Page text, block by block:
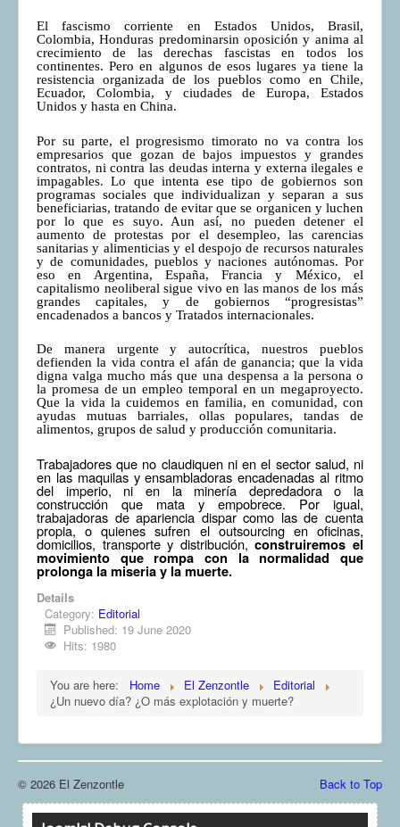
El fascismo corriente en Estados Unidos, Brasil,
Colombia, Honduras predominarsin oposición y anima al
crecimiento de las derechas fascistas en todos los
continentes. Pero en algunos de esos lugares ya tiene la
resistencia organizada de los pueblos como en Chile,
Ecuador, Colombia, y ciudades de Europa, Estados
Unidos y hasta en China.
Por su parte, el progresismo timorato no va contra los
empresarios que gozan de bajos impuestos y grandes
contratos, ni contra las deudas interna y externa ilegales e
impagables. Lo que intenta ese tipo de gobiernos son
programas sociales que individualizan y separan a sus
beneficiarias, tratando de evitar que se organicen y luchen
por lo que es suyo. Aun así, no pueden detener el
aumento de protestas por el desempleo, las carencias
sanitarias y alimenticias y el despojo de recursos naturales
y de comunidades, pueblos y naciones autónomas. Por
eso en Argentina, España, Francia y México, el
capitalismo neoliberal sigue vivo en las manos de los más
grandes capitales, y de gobiernos “progresistas”
encadenados a bancos y Tratados internacionales.
De manera urgente y autocrítica, nuestros pueblos
defienden la vida contra el afán de ganancia; que la vida
digna valga mucho más que una despensa a la persona o
la promesa de un empleo temporal en un megaproyecto.
Que la vida la cuidemos en familia, en comunidad, con
ayudas mutuas barriales, ollas populares, tandas de
alimentos, grupos de salud y producción comunitaria.
Trabajadores que no claudiquen ni en el sector salud, ni
en las maquilas y ensambladoras encadenadas al ritmo
del imperio, ni en la minería depredadora o la
construcción que mata y empobrece. Por igual,
trabajadoras de apariencia dispar como las de cuenta
propia, o quienes sufren el outsourcing en oficinas,
domicilios, transporte y distribución,construiremos el
movimiento que rompa con la normalidad que
prolonga la miseria y la muerte.
Details
Category: Editorial
Published: 19 June 2020
Hits: 1980
You are here: Home El Zenzontle
Editorial
¿Un nuevo día? ¿O más explotación y muerte?
Back to Top
© 2026 El Zenzontle